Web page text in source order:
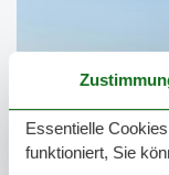
Essentielle
funktioniert, Sie